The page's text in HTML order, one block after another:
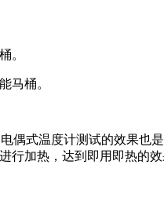
。
马桶。
式温度计测试的效果也是
加热，达到即用即热的效